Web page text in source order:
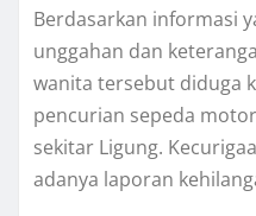
Berdasarkan informasi
unggahan dan
wanita tersebut diduga
pencurian sepeda
sekitar Ligung.
adanya laporan